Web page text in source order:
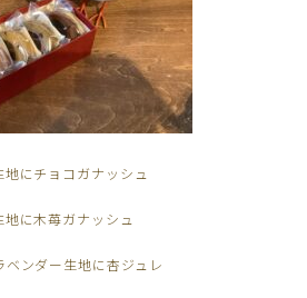
にチョコガナッシュ
に木苺ガナッシュ
ンダー生地に杏ジュレ